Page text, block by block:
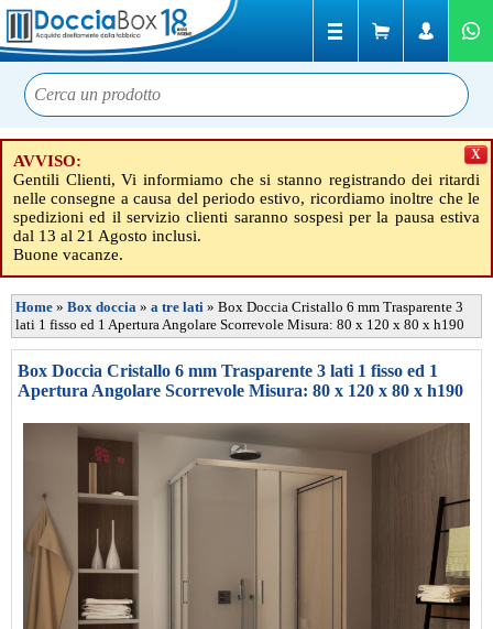
AVVISO:
Gentili Clienti, Vi informiamo che si stanno registrando dei ritardi
nelle consegne a causa del periodo estivo, ricordiamo inoltre che le
spedizioni ed il servizio clienti saranno sospesi per la pausa estiva
dal 13 al 21 Agosto inclusi.
Buone vacanze.
X
Home » Box doccia » a tre lati » Box Doccia Cristallo 6 mm Trasparente 3
lati 1 fisso ed 1 Apertura Angolare Scorrevole Misura: 80 x 120 x 80 x h190
Box Doccia Cristallo 6 mm Trasparente 3 lati 1 fisso ed 1
Apertura Angolare Scorrevole Misura: 80 x 120 x 80 x h190